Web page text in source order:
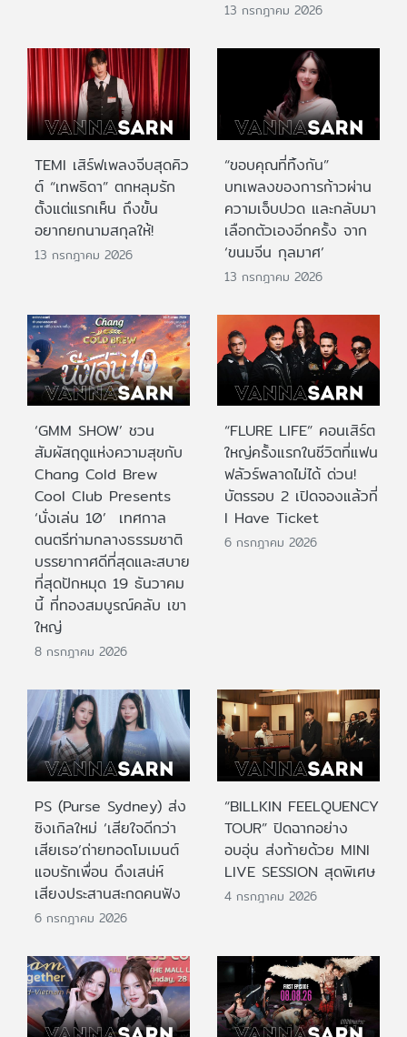
13 กรกฎาคม 2026
TEMI เสิร์ฟเพลงจีบสุดคิว
ต์ “เทพธิดา” ตกหลุมรัก
ตั้งแต่แรกเห็น ถึงขั้น
อยากยกนามสกุลให้!
13 กรกฎาคม 2026
“ขอบคุณที่ทิ้งกัน”
บทเพลงของการก้าวผ่าน
ความเจ็บปวด และกลับมา
เลือกตัวเองอีกครั้ง จาก
‘ขนมจีน กุลมาศ’
13 กรกฎาคม 2026
‘GMM SHOW’ ชวน
สัมผัสฤดูแห่งความสุขกับ
Chang Cold Brew
Cool Club Presents
‘นั่งเล่น 10’ เทศกาล
ดนตรีท่ามกลางธรรมชาติ
บรรยากาศดีที่สุดและสบาย
ที่สุดปักหมุด 19 ธันวาคม
นี้ ที่ทองสมบูรณ์คลับ เขา
ใหญ่
8 กรกฎาคม 2026
“FLURE LIFE” คอนเสิร์ต
ใหญ่ครั้งแรกในชีวิตที่แฟน
ฟลัวร์พลาดไม่ได้ ด่วน!
บัตรรอบ 2 เปิดจองแล้วที่
I Have Ticket
6 กรกฎาคม 2026
PS (Purse Sydney) ส่ง
ซิงเกิลใหม่ ‘เสียใจดีกว่า
เสียเธอ’ถ่ายทอดโมเมนต์
แอบรักเพื่อน ดึงเสน่ห์
เสียงประสานสะกดคนฟัง
6 กรกฎาคม 2026
“BILLKIN FEELQUENCY
TOUR” ปิดฉากอย่าง
อบอุ่น ส่งท้ายด้วย MINI
LIVE SESSION สุดพิเศษ
4 กรกฎาคม 2026